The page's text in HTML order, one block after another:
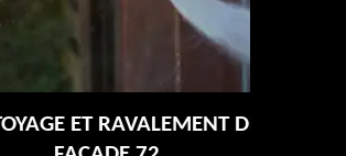
ET RAVALEMENT DE